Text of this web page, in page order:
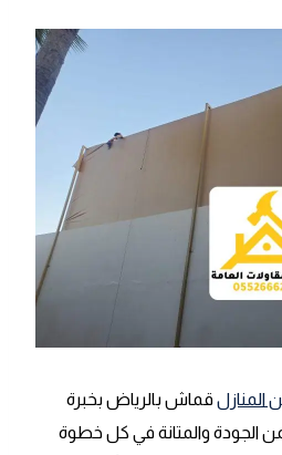
المنازل قماش بالرياض بخبرة
الجودة والمتانة في كل خطوة